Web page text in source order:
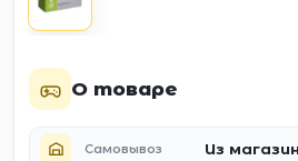
О товаре
Самовывоз Из